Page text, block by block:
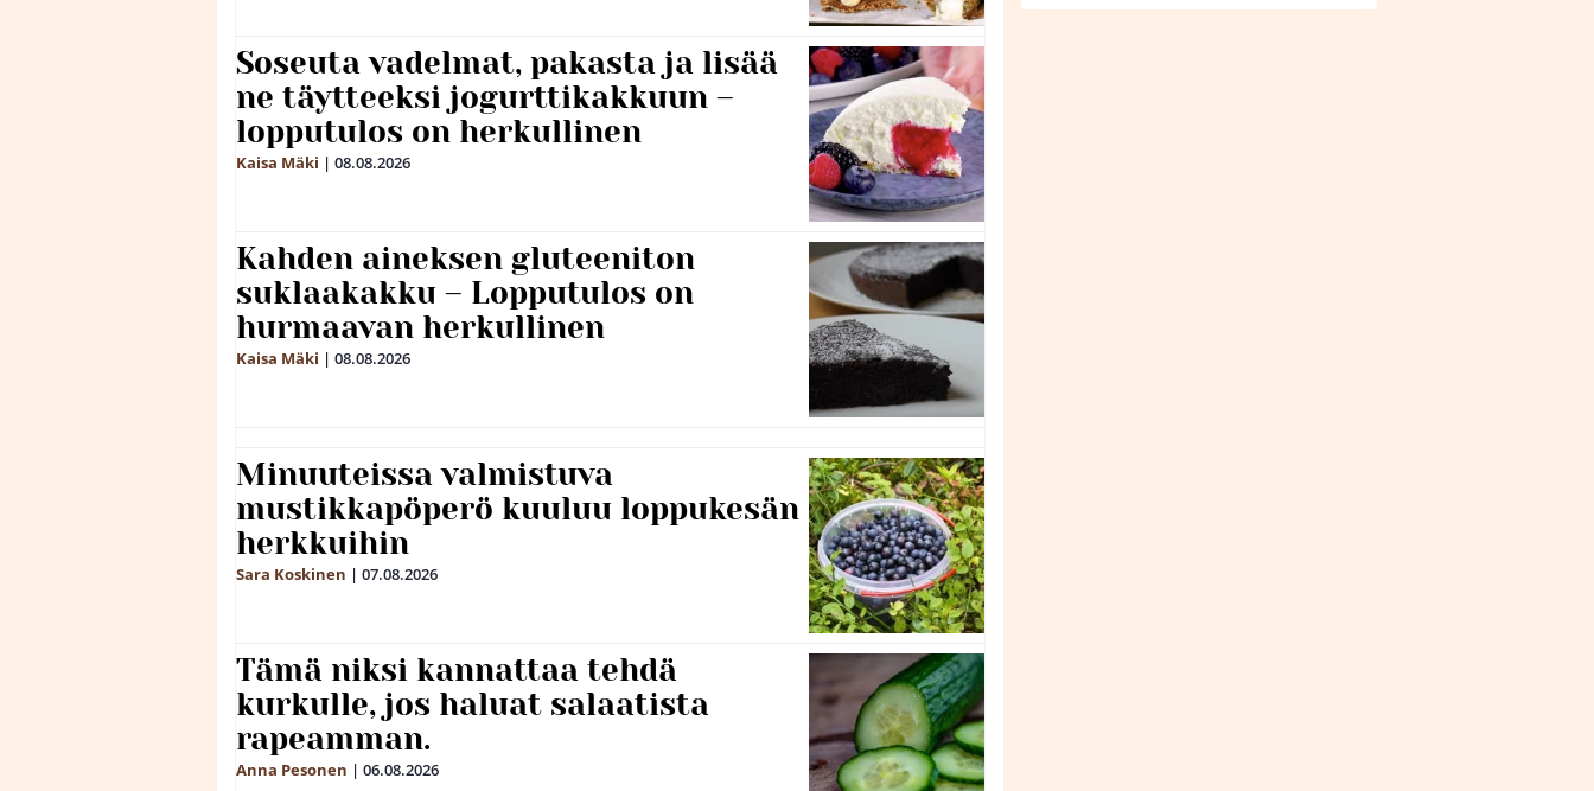
Soseuta vadelmat, pakasta ja lisää
ne täytteeksi jogurttikakkuun –
lopputulos on herkullinen
Kaisa Mäki | 08.08.2026
Kahden aineksen gluteeniton
suklaakakku – Lopputulos on
hurmaavan herkullinen
Kaisa Mäki | 08.08.2026
Minuuteissa valmistuva
mustikkapöperö kuuluu loppukesän
herkkuihin
Sara Koskinen | 07.08.2026
Tämä niksi kannattaa tehdä
kurkulle, jos haluat salaatista
rapeamman.
Anna Pesonen | 06.08.2026